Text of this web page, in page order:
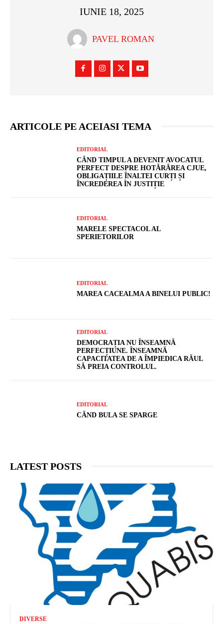
IUNIE 18, 2025
PAVEL ROMAN
ARTICOLE PE ACEIASI TEMA
EDITORIAL
CÂND TIMPUL A DEVENIT AVOCATUL
PERFECT DESPRE HOTĂRÂREA CJUE,
OBLIGAȚIILE ÎNALTEI CURȚI ȘI
ÎNCREDEREA ÎN JUSTIȚIE
EDITORIAL
MARELE SPECTACOL AL
SPERIETORILOR
EDITORIAL
MAREA CACEALMA A BINELUI PUBLIC!
EDITORIAL
DEMOCRAȚIA NU ÎNSEAMNĂ
PERFECȚIUNE. ÎNSEAMNĂ
CAPACITATEA DE A ÎMPIEDICA RĂUL
SĂ PREIA CONTROLUL.
EDITORIAL
CÂND BULA SE SPARGE
LATEST POSTS
DIVERSE